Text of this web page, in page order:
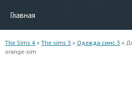
Главная
The Sims 4 » The sims 3 » Одежда симс 3 »
orange-sim